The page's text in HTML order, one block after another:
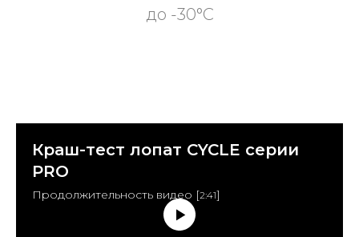
до -30°C
Краш-тест лопат CYCLE серии
PRO
Продолжительность видео [2:41]